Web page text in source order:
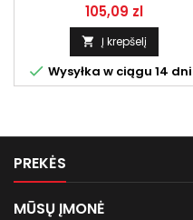
Kaina
105,09 zl
 Į krepšelį
 Wysyłka w ciągu 14 dni
PREKĖS
MŪSŲ ĮMONĖ